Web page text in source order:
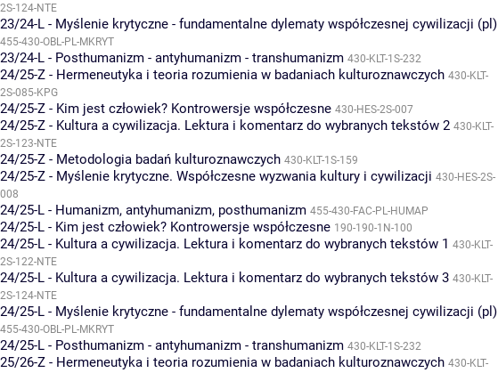
2S-124-NTE
23/24-L - Myślenie krytyczne - fundamentalne dylematy współczesnej cywilizacji (pl)
455-430-OBL-PL-MKRYT
23/24-L - Posthumanizm - antyhumanizm - transhumanizm 430-KLT-1S-232
24/25-Z - Hermeneutyka i teoria rozumienia w badaniach kulturoznawczych 430-KLT-
2S-085-KPG
24/25-Z - Kim jest człowiek? Kontrowersje współczesne 430-HES-2S-007
24/25-Z - Kultura a cywilizacja. Lektura i komentarz do wybranych tekstów 2 430-KLT-
2S-123-NTE
24/25-Z - Metodologia badań kulturoznawczych 430-KLT-1S-159
24/25-Z - Myślenie krytyczne. Współczesne wyzwania kultury i cywilizacji 430-HES-2S-
008
24/25-L - Humanizm, antyhumanizm, posthumanizm 455-430-FAC-PL-HUMAP
24/25-L - Kim jest człowiek? Kontrowersje współczesne 190-190-1N-100
24/25-L - Kultura a cywilizacja. Lektura i komentarz do wybranych tekstów 1 430-KLT-
2S-122-NTE
24/25-L - Kultura a cywilizacja. Lektura i komentarz do wybranych tekstów 3 430-KLT-
2S-124-NTE
24/25-L - Myślenie krytyczne - fundamentalne dylematy współczesnej cywilizacji (pl)
455-430-OBL-PL-MKRYT
24/25-L - Posthumanizm - antyhumanizm - transhumanizm 430-KLT-1S-232
25/26-Z - Hermeneutyka i teoria rozumienia w badaniach kulturoznawczych 430-KLT-